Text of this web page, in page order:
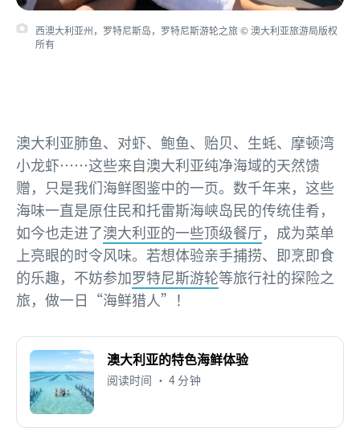
西澳大利亚州，罗特尼斯岛，罗特尼斯游轮之旅 © 澳大利亚旅游局版权
所有
澳大利亚肺鱼、对虾、鲍鱼、贻贝、生蚝、摩顿湾
小龙虾……这些来自澳大利亚纯净海域的天然馈
赠，只是我们海鲜图鉴中的一页。数千年来，这些
海味一直是原住民和托雷斯海峡岛民的传统佳肴，
如今也走进了澳大利亚的一些顶级餐厅，成为菜单
上亮眼的时令风味。若想体验亲手捕捞、即烹即食
的乐趣，不妨参加罗特尼斯游轮等旅行社的探险之
旅，做一日“海鲜猎人”！
澳大利亚的特色海鲜体验
阅读时间 • 4 分钟